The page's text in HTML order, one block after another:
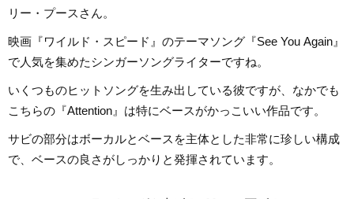
リー・プースさん。
映画『ワイルド・スピード』のテーマソング『See You Again』
で人気を集めたシンガーソングライターですね。
いくつものヒットソングを生み出している彼ですが、なかでも
こちらの『Attention』は特にベースがかっこいい作品です。
サビの部分はボーカルとベースを主体とした非常に珍しい構成
で、ベースの良さがしっかりと発揮されています。